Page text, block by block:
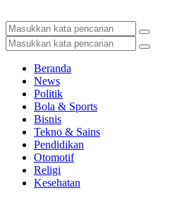
Beranda
News
Politik
Bola & Sports
Bisnis
Tekno & Sains
Pendidikan
Otomotif
Religi
Kesehatan